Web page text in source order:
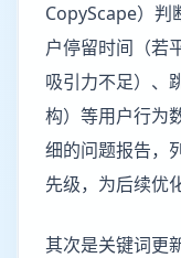
CopyScape）判
户停留时间（若
吸引力不足）、
构）等用户行为
细的问题报告，
先级，为后续优
其次是关键词更